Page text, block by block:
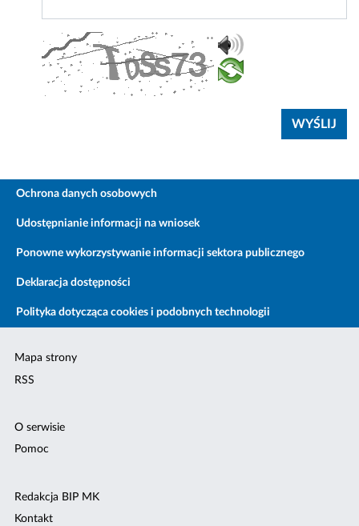
Ochrona danych osobowych
Udostępnianie informacji na wniosek
Ponowne wykorzystywanie informacji sektora publicznego
Deklaracja dostępności
Polityka dotycząca cookies i podobnych technologii
Mapa strony
RSS
O serwisie
Pomoc
Redakcja BIP MK
Kontakt